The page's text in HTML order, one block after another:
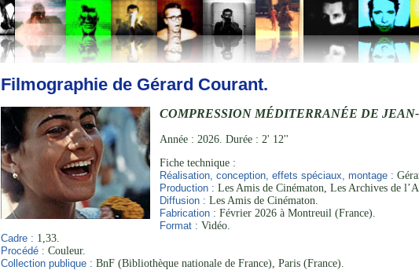
Filmographie de Gérard Courant.
COMPRESSION MÉDITERRANÉE DE
Année : 2026. Durée : 2' 12''
Fiche technique :
Réalisation, conception, effets spéciaux, montage :
Production : Les Amis de Cinématon, Les Archives de
Diffusion : Les Amis de Cinématon.
Fabrication : Février 2026 à Montreuil (France).
Format : Vidéo.
Cadre : 1,33.
Procédé : Couleur.
Collection publique : BnF (Bibliothèque nationale de France), Paris (France).